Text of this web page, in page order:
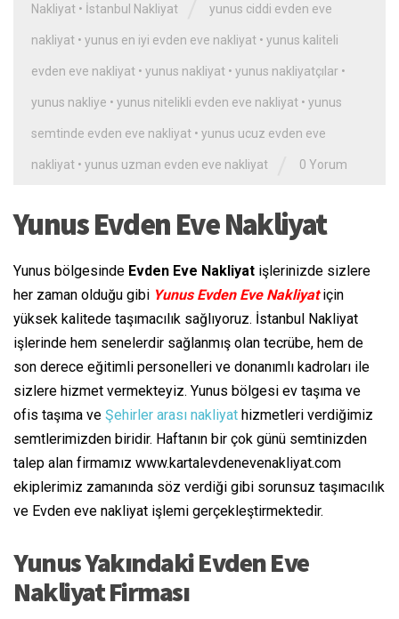
Nakliyat • İstanbul Nakliyat yunus ciddi evden eve
nakliyat • yunus en iyi evden eve nakliyat • yunus kaliteli
evden eve nakliyat • yunus nakliyat • yunus nakliyatçılar •
yunus nakliye • yunus nitelikli evden eve nakliyat • yunus
semtinde evden eve nakliyat • yunus ucuz evden eve
nakliyat • yunus uzman evden eve nakliyat 0 Yorum
Yunus Evden Eve Nakliyat
Yunus bölgesinde Evden Eve Nakliyat işlerinizde sizlere
her zaman olduğu gibi Yunus Evden Eve Nakliyatiçin
yüksek kalitede taşımacılık sağlıyoruz. İstanbul Nakliyat
işlerinde hem senelerdir sağlanmış olan tecrübe, hem de
son derece eğitimli personelleri ve donanımlı kadroları ile
sizlere hizmet vermekteyiz. Yunus bölgesi ev taşıma ve
ofis taşıma ve Şehirler arası nakliyat hizmetleri verdiğimiz
semtlerimizden biridir. Haftanın bir çok günü semtinizden
talep alan firmamız www.kartalevdenevenakliyat.com
ekiplerimiz zamanında söz verdiği gibi sorunsuz taşımacılık
ve Evden eve nakliyat işlemi gerçekleştirmektedir.
Yunus Yakındaki Evden Eve
Nakliyat Firması